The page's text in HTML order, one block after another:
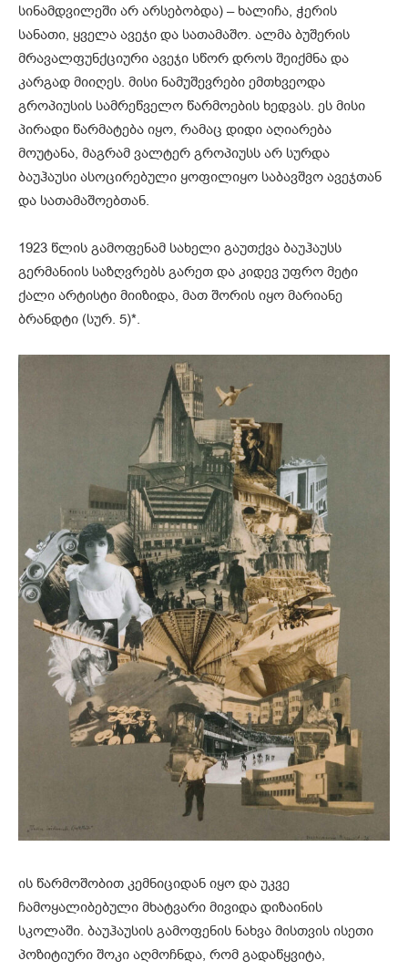
სინამდვილეში არ არსებობდა) – ხალიჩა, ჭერის
სანათი, ყველა ავეჯი და სათამაშო. ალმა ბუშერის
მრავალფუნქციური ავეჯი სწორ დროს შეიქმნა და
კარგად მიიღეს. მისი ნამუშევრები ემთხვეოდა
გროპიუსის სამრეწველო წარმოების ხედვას. ეს მისი
პირადი წარმატება იყო, რამაც დიდი აღიარება
მოუტანა, მაგრამ ვალტერ გროპიუსს არ სურდა
ბაუჰაუსი ასოცირებული ყოფილიყო საბავშვო ავეჯთან
და სათამაშოებთან.
1923 წლის გამოფენამ სახელი გაუთქვა ბაუჰაუსს
გერმანიის საზღვრებს გარეთ და კიდევ უფრო მეტი
ქალი არტისტი მიიზიდა, მათ შორის იყო მარიანე
ბრანდტი (სურ. 5)*.
ის წარმოშობით კემნიციდან იყო და უკვე
ჩამოყალიბებული მხატვარი მივიდა დიზაინის
სკოლაში. ბაუჰაუსის გამოფენის ნახვა მისთვის ისეთი
პოზიტიური შოკი აღმოჩნდა, რომ გადაწყვიტა,